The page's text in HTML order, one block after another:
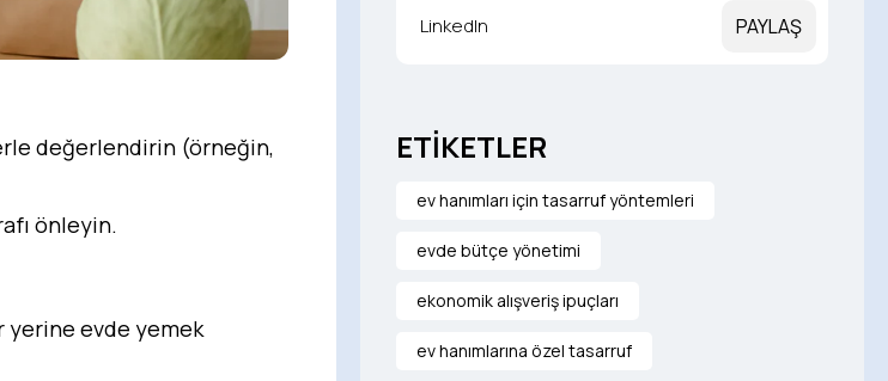
değerlendirin (örneğin,
önleyin.
yerine evde yemek
LinkedIn PAYLAŞ
ETİKETLER
ev hanımları için tasarruf yöntemleri
evde bütçe yönetimi
ekonomik alışveriş ipuçları
ev hanımlarına özel tasarruf